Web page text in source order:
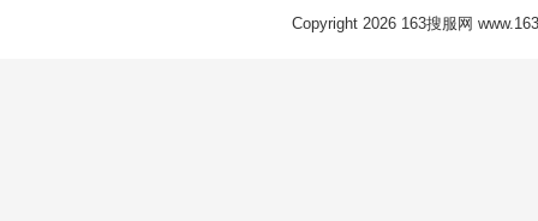
Copyright 2026 163搜服网